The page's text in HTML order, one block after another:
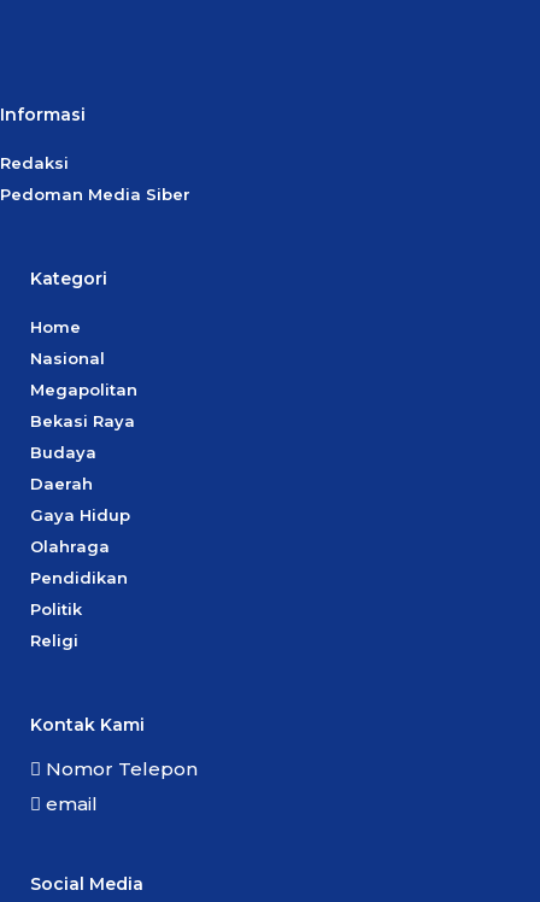
Informasi
Redaksi
Pedoman Media Siber
Kategori
Home
Nasional
Megapolitan
Bekasi Raya
Budaya
Daerah
Gaya Hidup
Olahraga
Pendidikan
Politik
Religi
Kontak Kami
Nomor Telepon
email
Social Media